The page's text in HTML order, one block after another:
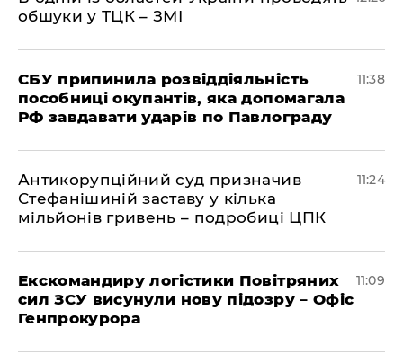
обшуки у ТЦК – ЗМІ
СБУ припинила розвіддіяльність
пособниці окупантів, яка допомагала
РФ завдавати ударів по Павлограду
11:38
Антикорупційний суд призначив
Стефанішиній заставу у кілька
мільйонів гривень – подробиці ЦПК
11:24
Екскомандиру логістики Повітряних
сил ЗСУ висунули нову підозру – Офіс
Генпрокурора
11:09